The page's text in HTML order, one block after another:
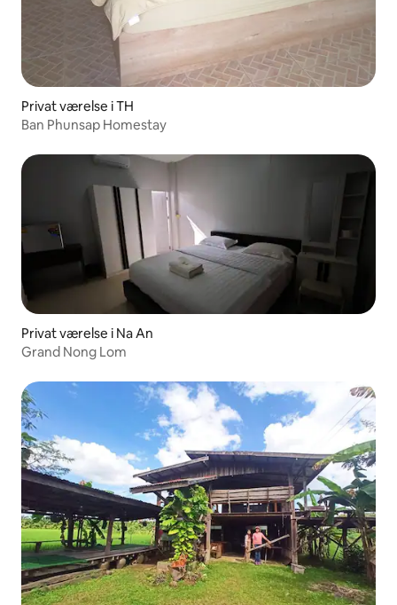
Privat værelse i TH
Ban Phunsap Homestay
Privat værelse i Na An
Grand Nong Lom